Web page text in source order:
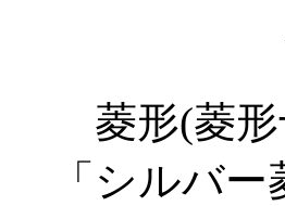
菱形(菱形
「シルバ